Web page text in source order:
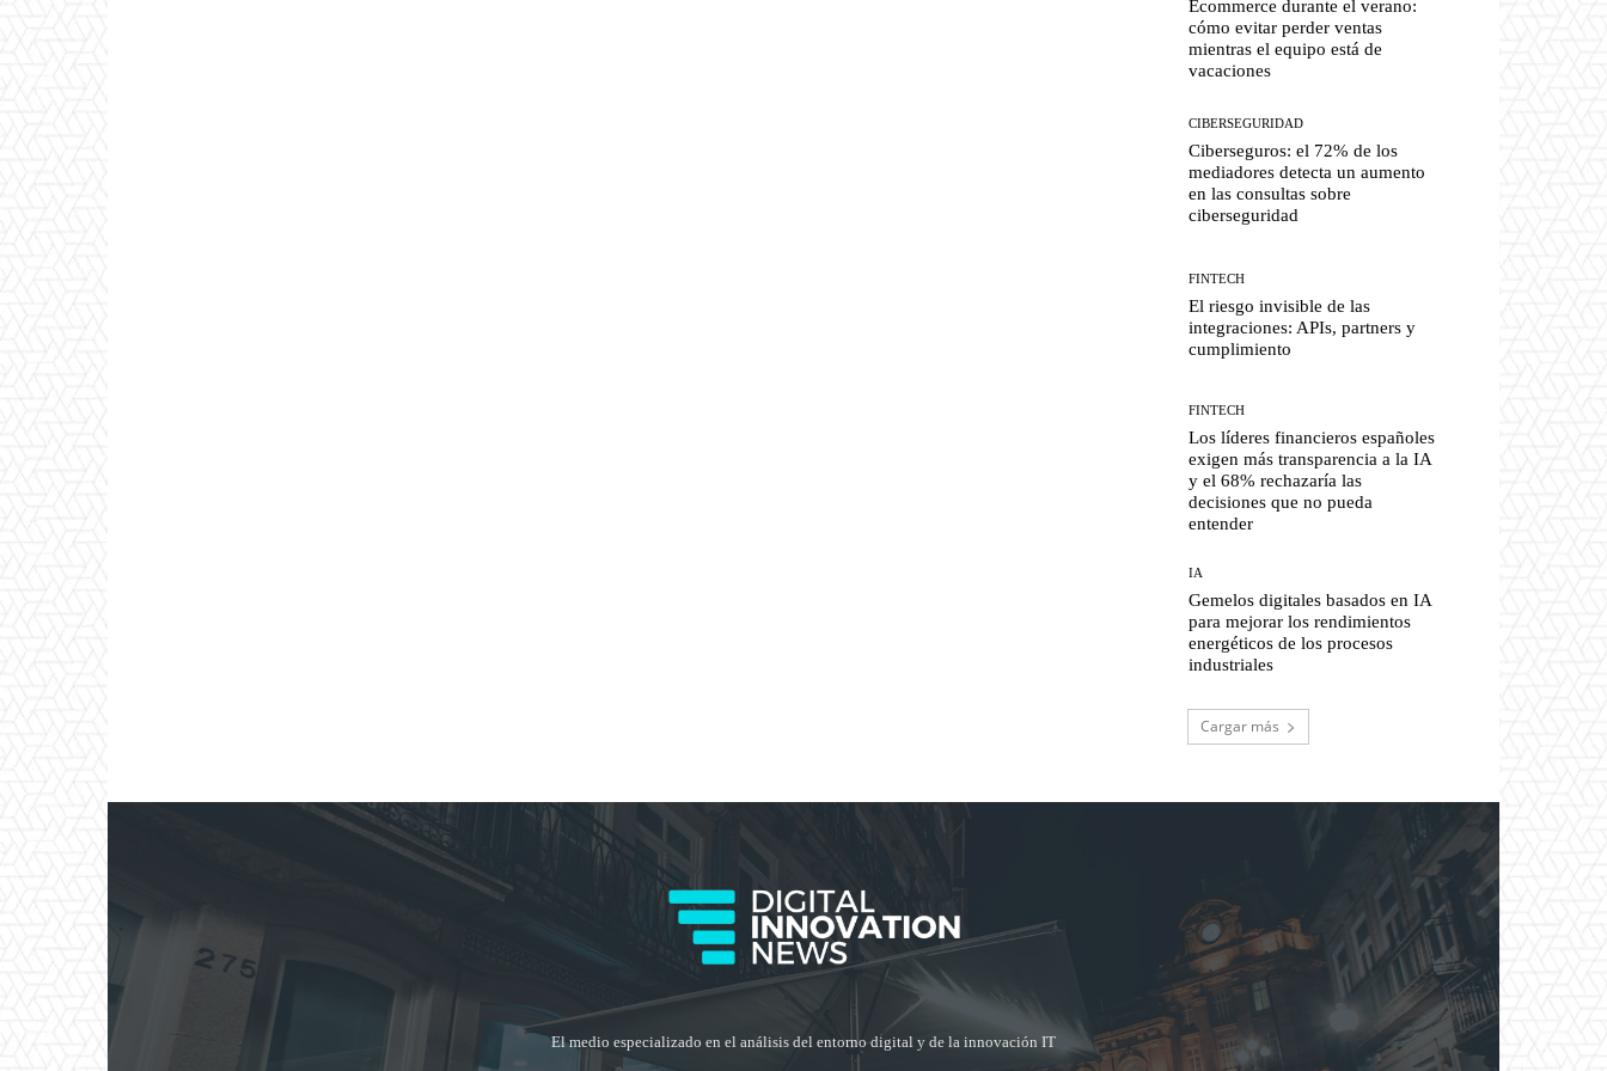
Ecommerce durante el verano:
cómo evitar perder ventas
mientras el equipo está de
vacaciones
CIBERSEGURIDAD
Ciberseguros: el 72% de los
mediadores detecta un aumento
en las consultas sobre
ciberseguridad
FINTECH
El riesgo invisible de las
integraciones: APIs, partners y
cumplimiento
FINTECH
Los líderes financieros españoles
exigen más transparencia a la IA
y el 68% rechazaría las
decisiones que no pueda
entender
IA
Gemelos digitales basados en IA
para mejorar los rendimientos
energéticos de los procesos
industriales
Cargar más
El medio especializado en el análisis del entorno digital y de la innovación IT